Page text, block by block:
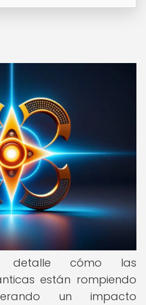
detalle cómo las
están rompiendo
un impacto